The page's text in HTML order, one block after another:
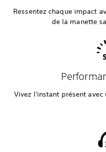
Ressentez chaque impact
de la manette
Vivez l'instant présent avec